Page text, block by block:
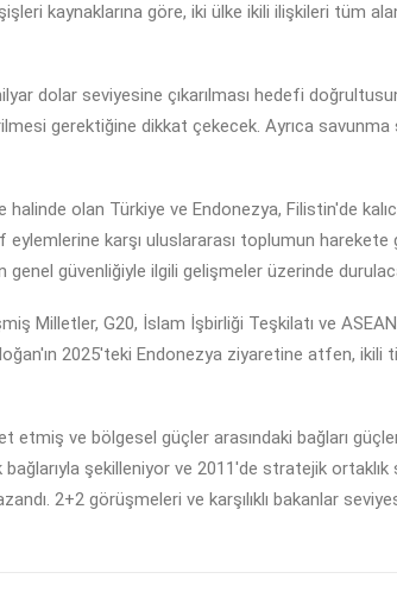
kaynaklarına göre, iki ülke ikili ilişkileri tüm
dolar seviyesine çıkarılması hedefi
gerektiğine dikkat çekecek. Ayrıca
olan Türkiye ve Endonezya, Filistin'de
karşı uluslararası toplumun
genel güvenliğiyle ilgili gelişmeler üzerinde
Milletler, G20, İslam İşbirliği Teşkilatı ve
2025'teki Endonezya ziyaretine atfen,
etmiş ve bölgesel güçler arasındaki bağları
şekilleniyor ve 2011'de stratejik
2+2 görüşmeleri ve karşılıklı bakanlar